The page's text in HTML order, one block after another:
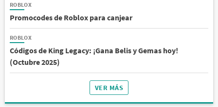
ROBLOX
Promocodes de Roblox para canjear
ROBLOX
Códigos de King Legacy: ¡Gana Belis y Gemas hoy!
(Octubre 2025)
VER MÁS